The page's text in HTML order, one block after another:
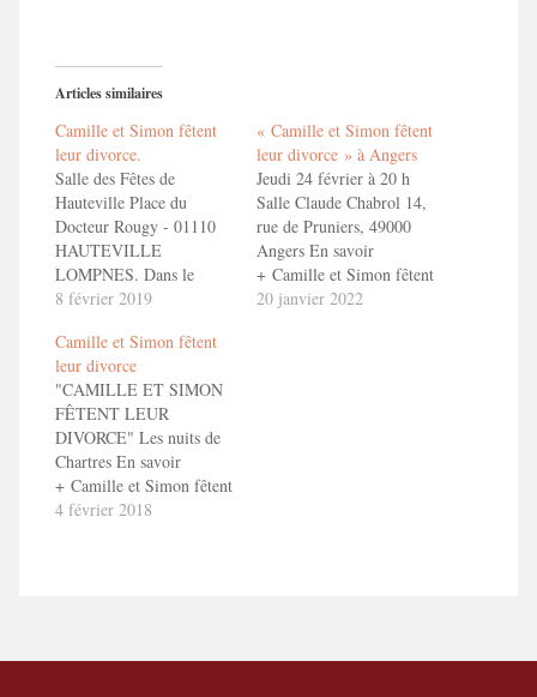
Articles similaires
Camille et Simon fêtent
leur divorce.
Salle des Fêtes de
Hauteville Place du
Docteur Rougy - 01110
HAUTEVILLE
LOMPNES. Dans le
cadre du Festival de
Lompnes En savoir
+ Camille et Simon fêtent
leur divorce ! Bande
Annonce ToizéMoi dans
"Camille et Simon fêtent
leur divorce"
8 février 2019
« Camille et Simon fêtent
leur divorce » à Angers
Jeudi 24 février à 20 h
Salle Claude Chabrol 14,
rue de Pruniers, 49000
Angers En savoir
+ Camille et Simon fêtent
leur divorce !
20 janvier 2022
Camille et Simon fêtent
leur divorce
"CAMILLE ET SIMON
FÊTENT LEUR
DIVORCE" Les nuits de
Chartres En savoir
+ Camille et Simon fêtent
leur divorce ! Bande
4 février 2018